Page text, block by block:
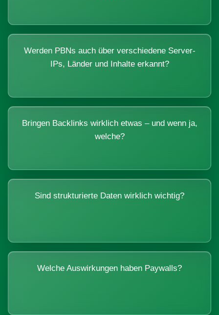
Werden PBNs auch über verschiedene Server-
IPs, Länder und Inhalte erkannt?
Bringen Backlinks wirklich etwas – und wenn ja,
welche?
Sind strukturierte Daten wirklich wichtig?
Welche Auswirkungen haben Paywalls?